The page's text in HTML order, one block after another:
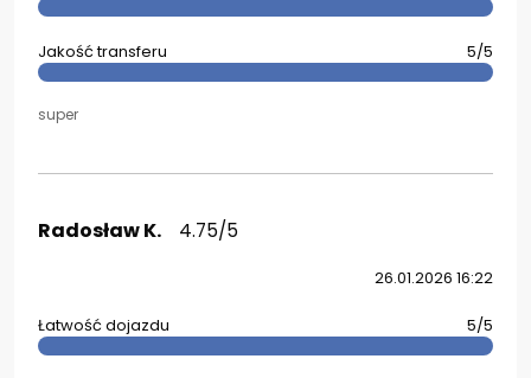
Jakość transferu 5/5
super
Radosław K. 4.75/5
26.01.2026 16:22
Łatwość dojazdu 5/5